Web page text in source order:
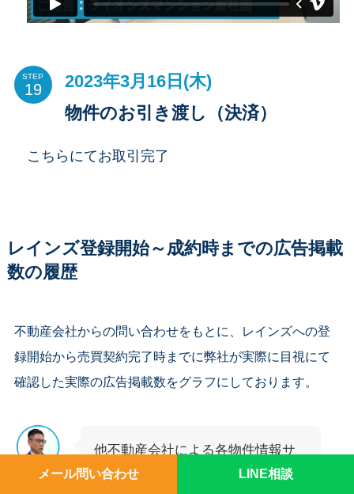
STEP
2023年3月16日(木)
物件のお引き渡し（決済）
こちらにてお取引完了
レインズ登録開始～成約時までの広告掲載
数の履歴
不動産会社からの問い合わせをもとに、レインズへの登
録開始から売買契約完了時までに弊社が実際に目視にて
確認した実際の広告掲載数をグラフにしております。
売る仲介 室
他不動産会社による各物件情報サ
イトの広告数です。
メール問い合わせ LINE相談